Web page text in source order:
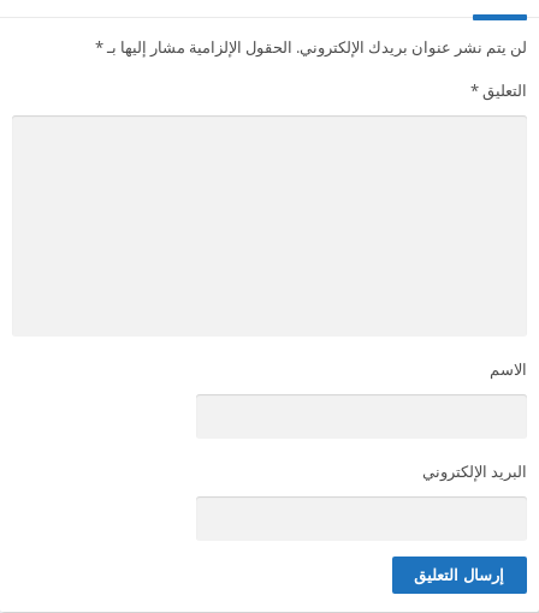
لن يتم نشر عنوان بريدك الإلكتروني. الحقول الإلزامية مشار إليها بـ*
التعليق*
الاسم
البريد الإلكتروني